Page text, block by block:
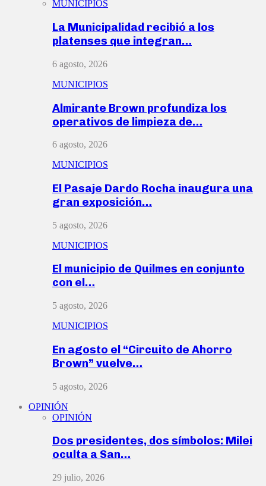
MUNICIPIOS
La Municipalidad recibió a los
platenses que integran…
6 agosto, 2026
MUNICIPIOS
Almirante Brown profundiza los
operativos de limpieza de…
6 agosto, 2026
MUNICIPIOS
El Pasaje Dardo Rocha inaugura una
gran exposición…
5 agosto, 2026
MUNICIPIOS
El municipio de Quilmes en conjunto
con el…
5 agosto, 2026
MUNICIPIOS
En agosto el “Circuito de Ahorro
Brown” vuelve…
5 agosto, 2026
OPINIÓN
OPINIÓN
Dos presidentes, dos símbolos: Milei
oculta a San…
29 julio, 2026